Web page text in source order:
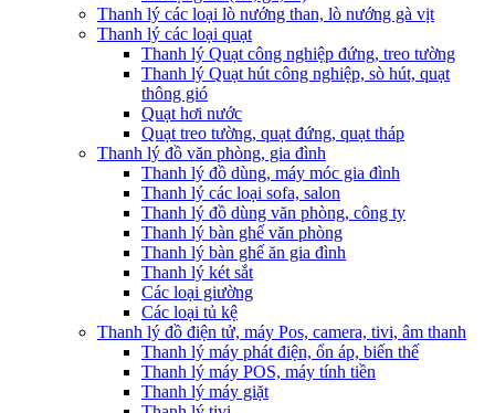
Thanh lý các loại lò nướng than, lò nướng gà vịt
Thanh lý các loại quạt
Thanh lý Quạt công nghiệp đứng, treo tường
Thanh lý Quạt hút công nghiệp, sò hút, quạt
thông gió
Quạt hơi nước
Quạt treo tường, quạt đứng, quạt tháp
Thanh lý đồ văn phòng, gia đình
Thanh lý đồ dùng, máy móc gia đình
Thanh lý các loại sofa, salon
Thanh lý đồ dùng văn phòng, công ty
Thanh lý bàn ghế văn phòng
Thanh lý bàn ghế ăn gia đình
Thanh lý két sắt
Các loại giường
Các loại tủ kệ
Thanh lý đồ điện tử, máy Pos, camera, tivi, âm thanh
Thanh lý máy phát điện, ổn áp, biến thế
Thanh lý máy POS, máy tính tiền
Thanh lý máy giặt